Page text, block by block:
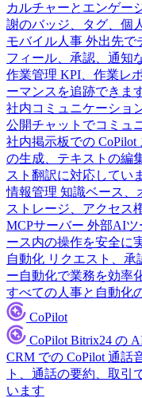
カルチャーとエンゲー
謝のバッジ、タグ、個
モバイル人事 外出先で
フィール、承認、通知
作業管理 KPI、作業レ
ーマンスを追跡できま
社内コミュニケーショ
公開チャットでコミュ
社内掲示板での CoPilot
の生成、テキストの編
スト翻訳に対応してい
情報管理 知識ベース、
ストレージ、アクセス
MCPサーバー 外部AIツ
ース内の操作を安全に
自動化 リクエスト、承
ー自動化で業務を効率
すべての人事と自動化
CoPilot
CoPilot Bitrix24 の
CRM での CoPilot 通話
ト、通話の要約、取引
います